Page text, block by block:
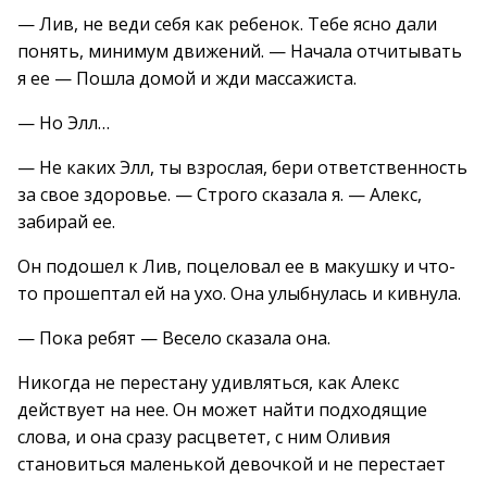
— Лив, не веди себя как ребенок. Тебе ясно дали
понять, минимум движений. — Начала отчитывать
я ее — Пошла домой и жди массажиста.
— Но Элл…
— Не каких Элл, ты взрослая, бери ответственность
за свое здоровье. — Строго сказала я. — Алекс,
забирай ее.
Он подошел к Лив, поцеловал ее в макушку и что-
то прошептал ей на ухо. Она улыбнулась и кивнула.
— Пока ребят — Весело сказала она.
Никогда не перестану удивляться, как Алекс
действует на нее. Он может найти подходящие
слова, и она сразу расцветет, с ним Оливия
становиться маленькой девочкой и не перестает